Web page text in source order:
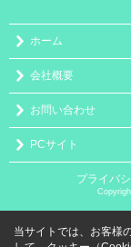
ホーム
会社概要
お問い合わせ
PCサイト
プライバ
当サイトでは、お客様